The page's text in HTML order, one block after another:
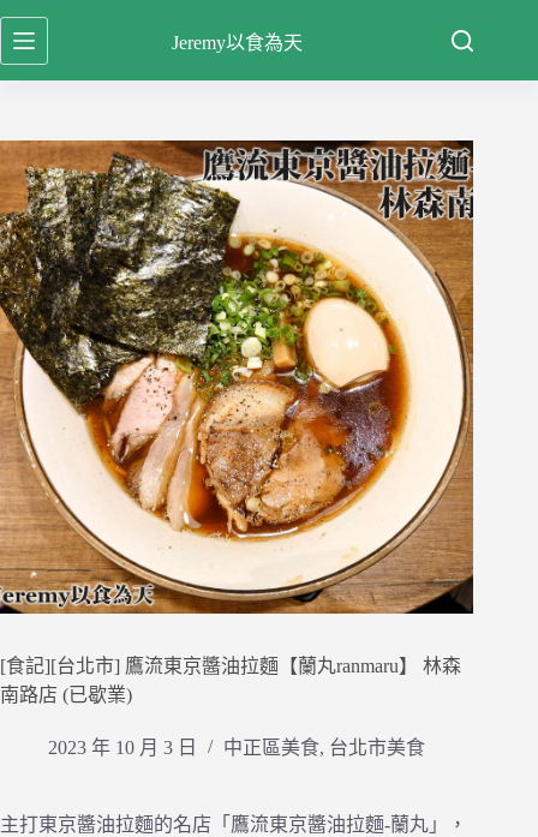
跳
至
容
Jeremy以食為天
[食記][台北市] 鷹流東京醬油拉麵【蘭丸ranmaru】 林森
南路店 (已歇業)
2023 年 10 月 3 日 中正區美食, 台北市美食
主打東京醬油拉麵的名店「鷹流東京醬油拉麵-蘭丸」，